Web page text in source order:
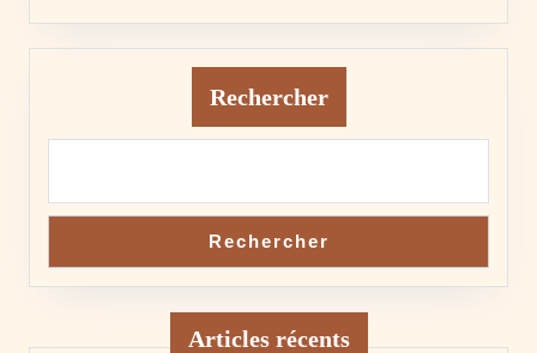
Rechercher
Rechercher
Articles récents